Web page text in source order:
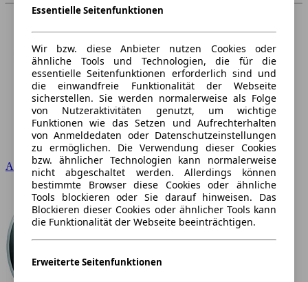
Audi
Essentielle Seitenfunktionen
Wir bzw. diese Anbieter nutzen Cookies oder
ähnliche Tools und Technologien, die für die
essentielle Seitenfunktionen erforderlich sind und
die einwandfreie Funktionalität der Webseite
sicherstellen. Sie werden normalerweise als Folge
von Nutzeraktivitäten genutzt, um wichtige
Funktionen wie das Setzen und Aufrechterhalten
von Anmeldedaten oder Datenschutzeinstellungen
zu ermöglichen. Die Verwendung dieser Cookies
bzw. ähnlicher Technologien kann normalerweise
nicht abgeschaltet werden. Allerdings können
bestimmte Browser diese Cookies oder ähnliche
Tools blockieren oder Sie darauf hinweisen. Das
Blockieren dieser Cookies oder ähnlicher Tools kann
die Funktionalität der Webseite beeinträchtigen.
Erweiterte Seitenfunktionen